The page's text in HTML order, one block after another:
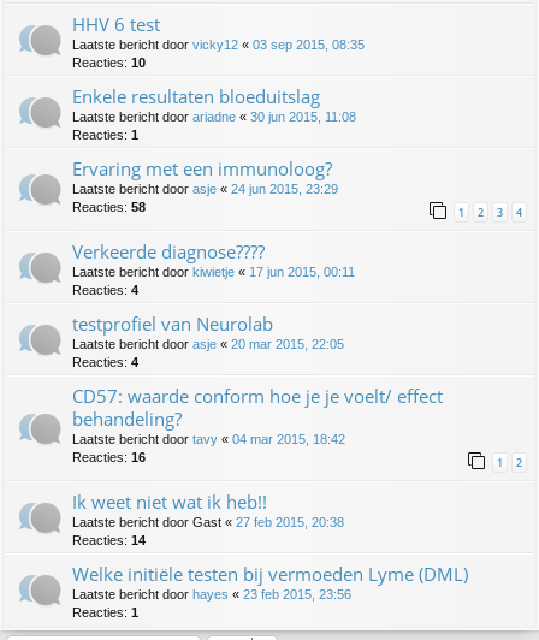
HHV 6 test
Laatste bericht door vicky12 « 03 sep 2015, 08:35
Reacties: 10
Enkele resultaten bloeduitslag
Laatste bericht door ariadne « 30 jun 2015, 11:08
Reacties: 1
Ervaring met een immunoloog?
Laatste bericht door asje « 24 jun 2015, 23:29
Reacties: 58 1 2 3 4
Verkeerde diagnose????
Laatste bericht door kiwietje « 17 jun 2015, 00:11
Reacties: 4
testprofiel van Neurolab
Laatste bericht door asje « 20 mar 2015, 22:05
Reacties: 4
CD57: waarde conform hoe je je voelt/ effect
behandeling?
Laatste bericht door tavy « 04 mar 2015, 18:42
Reacties: 16 1 2
Ik weet niet wat ik heb!!
Laatste bericht door Gast « 27 feb 2015, 20:38
Reacties: 14
Welke initiële testen bij vermoeden Lyme (DML)
Laatste bericht door hayes « 23 feb 2015, 23:56
Reacties: 1